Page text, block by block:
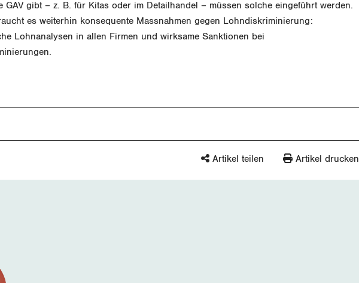
GAV gibt – z. B. für Kitas oder im Detailhandel – müssen solche eingeführt werden.
es weiterhin konsequente Massnahmen gegen Lohndiskriminierung:
Lohnanalysen in allen Firmen und wirksame Sanktionen bei
Artikel teilen Artikel drucken